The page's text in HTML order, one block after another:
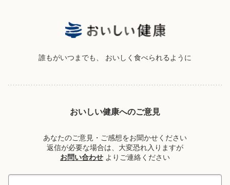
誰もがいつまでも、 おいしく食べられるように
おいしい健康へのご意見
あなたのご意見・ご感想をお聞かせください
返信が必要な場合は、大変恐れ入りますが
お問い合わせ よりご連絡ください